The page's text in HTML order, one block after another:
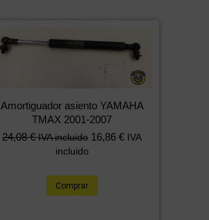
Amortiguador asiento YAMAHA
TMAX 2001-2007
24,08€ IVA incluido 16,86 € IVA
incluido
Comprar